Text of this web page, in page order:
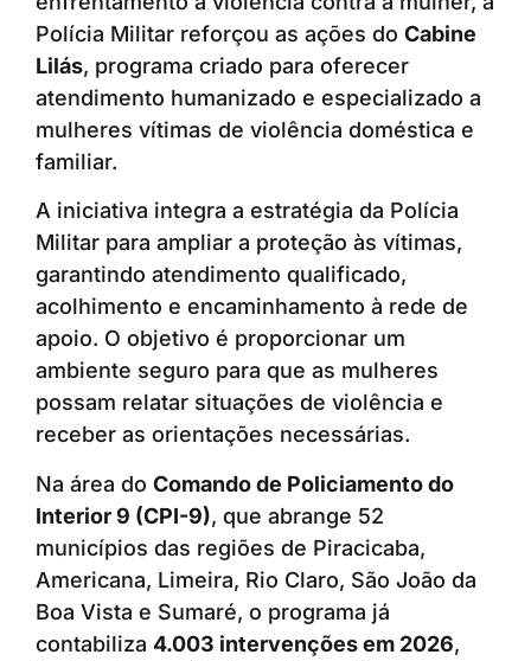
Polícia Militar reforçou as ações do Cabine
Lilás, programa criado para oferecer
atendimento humanizado e especializado a
mulheres vítimas de violência doméstica e
familiar.
A iniciativa integra a estratégia da Polícia
Militar para ampliar a proteção às vítimas,
garantindo atendimento qualificado,
acolhimento e encaminhamento à rede de
apoio. O objetivo é proporcionar um
ambiente seguro para que as mulheres
possam relatar situações de violência e
receber as orientações necessárias.
Na área do Comando de Policiamento do
Interior 9 (CPI-9), que abrange 52
municípios das regiões de Piracicaba,
Americana, Limeira, Rio Claro, São João da
Boa Vista e Sumaré, o programa já
contabiliza 4.003 intervenções em 2026,